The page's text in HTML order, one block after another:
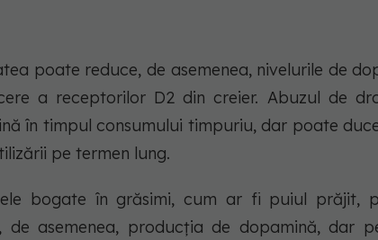
poate reduce, de asemenea, nivelurile de
a receptorilor D2 din creier. Abuzul de
în timpul consumului timpuriu, dar poate
pe termen lung.
bogate în grăsimi, cum ar fi puiul prăjit,
de asemenea, producția de dopamină, dar